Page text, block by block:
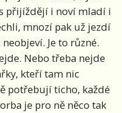
přijíždějí i noví mladí i
mnozí pak už jezdí
Je to různé.
Nebo třeba nejde
kteří tam nic
potřebují ticho, každé
je pro ně něco tak